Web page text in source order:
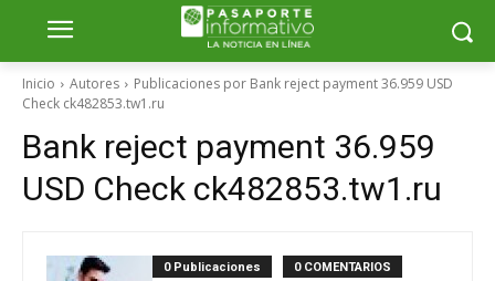
Inicio Autores
Publicaciones por Bank reject payment 36.959 USD
Check ck482853.tw1.ru
Bank reject payment 36.959
USD Check ck482853.tw1.ru
0 Publicaciones 0 COMENTARIOS